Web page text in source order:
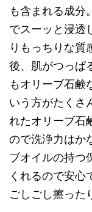
も含まれる成分
でスーッと浸透
りもっちりな質
後、肌がつっぱ
もオリーブ石鹸
いう方がたくさ
れたオリーブ石
ので洗浄力はか
ブオイルの持つ
くれるので安心
ごしごし擦った